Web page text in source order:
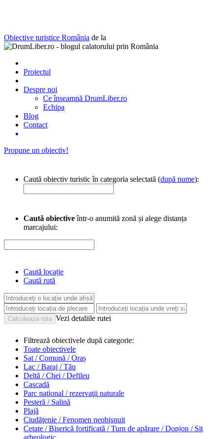
Obiective turistice România de la
Proiectul
Despre noi
Ce înseamnă DrumLiber.ro
Echipa
Blog
Contact
Propune un obiectiv!
Caută obiectiv turistic în categoria selectată (după nume):
Caută obiectiveîntr-o anumită zonă și alege distanța
marcajului:
Caută locație
Caută rută
Vezi detaliile rutei
Filtrează obiectivele după categorie:
Toate obiectivele
Sat / Comună / Oraș
Lac / Baraj / Tău
Deltă / Chei / Defileu
Cascadă
Parc naţional / rezervaţii naturale
Pesteră / Salină
Plajă
Ciudăţenie / Fenomen neobişnuit
Cetate / Biserică fortificată / Turn de apărare / Donjon / Sit
arheologic